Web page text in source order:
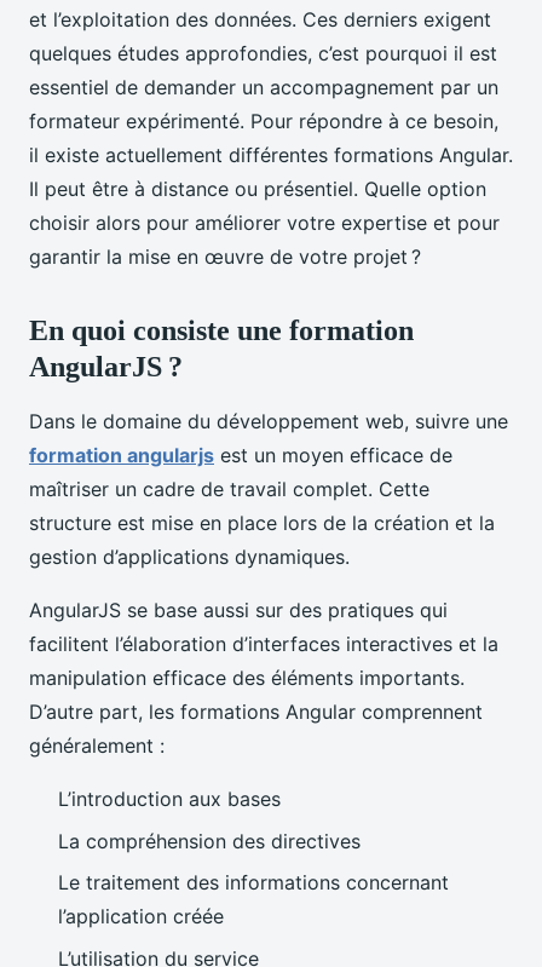
et l’exploitation des données. Ces derniers exigent
quelques études approfondies, c’est pourquoi il est
essentiel de demander un accompagnement par un
formateur expérimenté. Pour répondre à ce besoin,
il existe actuellement différentes formations Angular.
Il peut être à distance ou présentiel. Quelle option
choisir alors pour améliorer votre expertise et pour
garantir la mise en œuvre de votre projet ?
En quoi consiste une formation
AngularJS ?
Dans le domaine du développement web, suivre une
formation angularjs est un moyen efficace de
maîtriser un cadre de travail complet. Cette
structure est mise en place lors de la création et la
gestion d’applications dynamiques.
AngularJS se base aussi sur des pratiques qui
facilitent l’élaboration d’interfaces interactives et la
manipulation efficace des éléments importants.
D’autre part, les formations Angular comprennent
généralement :
L’introduction aux bases
La compréhension des directives
Le traitement des informations concernant
l’application créée
L’utilisation du service